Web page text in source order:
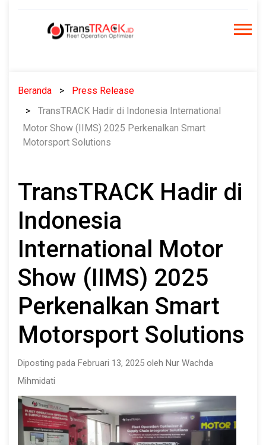
Beranda
Press Release
TransTRACK Hadir di Indonesia International
Motor Show (IIMS) 2025 Perkenalkan Smart
Motorsport Solutions
TransTRACK Hadir di
Indonesia
International Motor
Show (IIMS) 2025
Perkenalkan Smart
Motorsport Solutions
Diposting pada Februari 13, 2025 oleh Nur Wachda
Mihmidati